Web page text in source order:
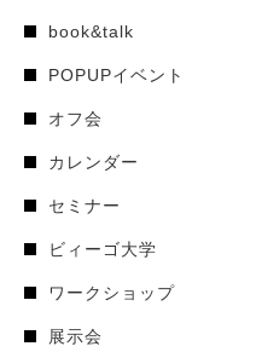
book&talk
POPUPイベント
オフ会
カレンダー
セミナー
ビィーゴ大学
ワークショップ
展示会